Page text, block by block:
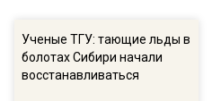
Ученые ТГУ: тающие льды в
болотах Сибири начали
восстанавливаться